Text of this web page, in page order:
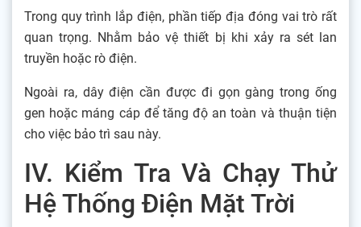
Trong quy trình lắp điện, phần tiếp địa đóng vai trò rất
quan trọng. Nhằm bảo vệ thiết bị khi xảy ra sét lan
truyền hoặc rò điện.
Ngoài ra, dây điện cần được đi gọn gàng trong ống
gen hoặc máng cáp để tăng độ an toàn và thuận tiện
cho việc bảo trì sau này.
IV. Kiểm Tra Và Chạy Thử
Hệ Thống Điện Mặt Trời